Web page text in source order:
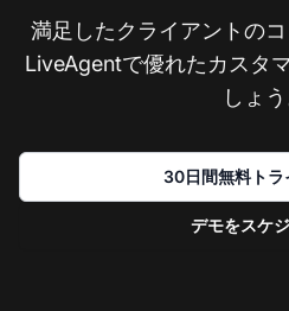
満足したクライアントのコ
LiveAgentで優れたカスタ
しょう
30日間無料トラ
デモをスケ